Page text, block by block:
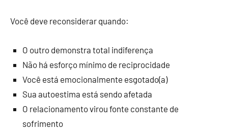
Você deve reconsiderar quando:
O outro demonstra total indiferença
Não há esforço mínimo de reciprocidade
Você está emocionalmente esgotado(a)
Sua autoestima está sendo afetada
O relacionamento virou fonte constante de
sofrimento